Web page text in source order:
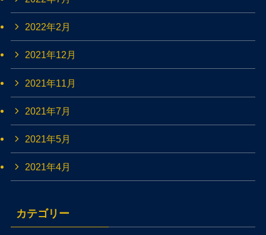
2022年2月
2021年12月
2021年11月
2021年7月
2021年5月
2021年4月
カテゴリー